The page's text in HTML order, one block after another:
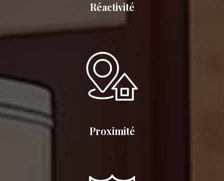
Réactivité
Proximité